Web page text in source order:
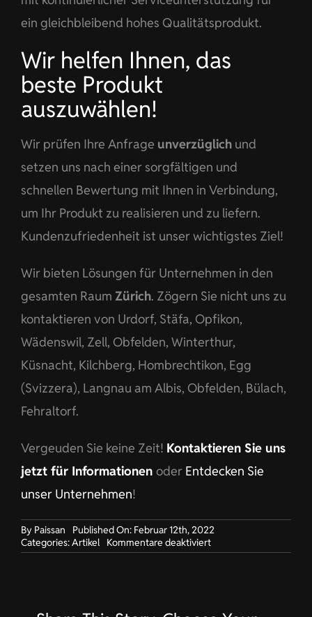
ein gleichbleibend hohes Qualitätsprodukt.
Wir helfen Ihnen, das
beste Produkt
auszuwählen!
Wir prüfen Ihre Anfrage unverzüglichund
setzen uns nach einer sorgfältigen und
schnellen Bewertung mit Ihnen in Verbindung,
um Ihr Produkt zu realisieren und zu liefern.
Kundenzufriedenheit ist unser wichtigstes Ziel!
Wir bieten Lösungen für Unternehmen in den
gesamten Raum Zürich. Zögern Sie nicht uns zu
kontaktieren von Urdorf, Stäfa, Opfikon,
Wädenswil, Zell, Obfelden, Winterthur,
Küsnacht, Kilchberg, Hombrechtikon, Egg
(Svizzera), Langnau am Albis, Obfelden, Bülach,
Fehraltorf.
Vergeuden Sie keine Zeit! Kontaktieren Sie uns
jetzt für Informationen oder Entdecken Sie
unser Unternehmen!
By Paissan
Published On: Februar 12th, 2022
Categories:Artikel Kommentare deaktiviertfür
Unternehmenskleidung